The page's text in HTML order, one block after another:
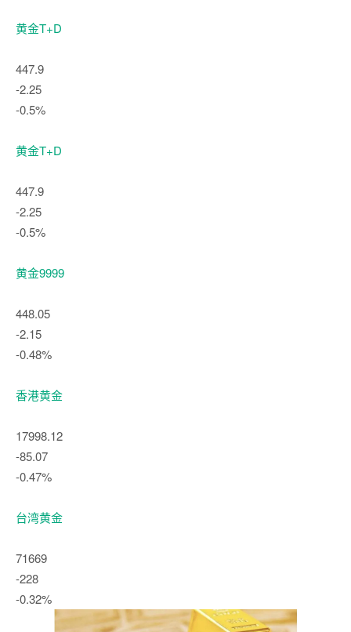
黄金T+D
447.9
-2.25
-0.5%
黄金T+D
447.9
-2.25
-0.5%
黄金9999
448.05
-2.15
-0.48%
香港黄金
17998.12
-85.07
-0.47%
台湾黄金
71669
-228
-0.32%